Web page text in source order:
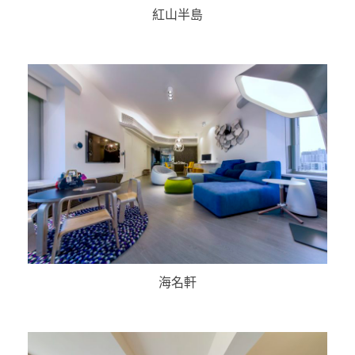
紅山半島
海名軒